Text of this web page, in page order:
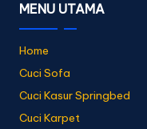
MENU UTAMA
Home
Cuci Sofa
Cuci Kasur Springbed
Cuci Karpet